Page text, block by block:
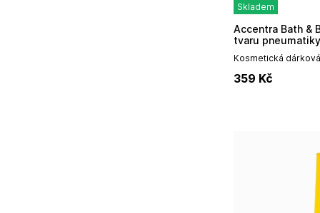
Skladem
Kosmetická
designem a vůní
Accentra Bath & Body Toolkit v pouzdře ve
tvaru
359 Kč